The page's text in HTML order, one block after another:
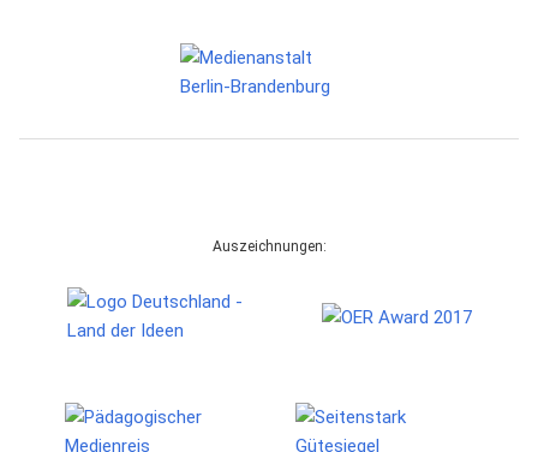
Auszeichnungen: